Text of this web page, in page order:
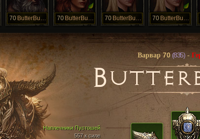
70 ButterButtBr 70 ButterButtBr 70 ButterButtCR 70 ButterButtCr
Варвар 70 (835) -
B
Наплечники Пустошей
557 к силе